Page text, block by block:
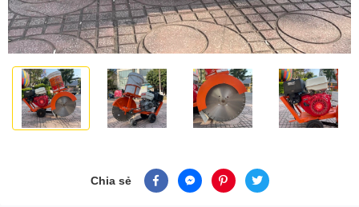
Chia sẻ